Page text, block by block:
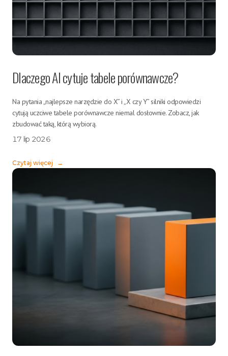
Dlaczego AI cytuje tabele porównawcze?
Na pytania „najlepsze narzędzie do X” i „X czy Y” silniki odpowiedzi
cytują uczciwe tabele porównawcze niemal dosłownie. Zobacz, jak
zbudować taką, którą wybiorą.
17 lip 2026
Czytaj więcej →